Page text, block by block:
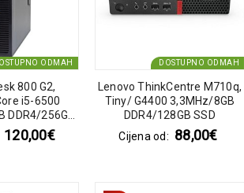
ODMAH
800 G2,
i5-6500
DDR4/256GB
10 Pro
120,00€
DOSTUPNO ODMAH
Lenovo ThinkCentre M710q,
Tiny/ G4400 3,3MHz/8GB
DDR4/128GB SSD
Cijena od: 88,00€